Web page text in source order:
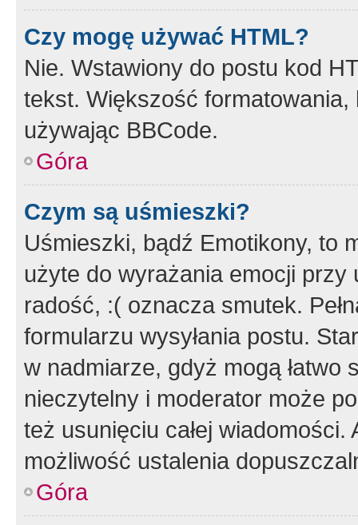
Czy mogę używać HTML?
Nie. Wstawiony do postu kod
tekst. Większość
używając BBCode.
Góra
Czym są uśmieszki?
Uśmieszki, bądź Emotikony, to
użyte do wyrażania emocji
radość, :( oznacza smutek.
formularzu wysyłania postu.
w nadmiarze, gdyż mogą
nieczytelny i moderator może
też usunięciu całej
możliwość ustalenia
Góra